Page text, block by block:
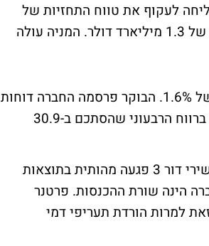
דולר. החברה הצליחה לעקוף את טווח התחזיות של
האנליסטים. הם חזו רווח בממוצע של 38-40 סנט למניה, והכנסות של 1.3 מיליארד דולר. המניה עולה
מניות חברת הסלולר פרטנר נסחרות בשעה זו של המסחר בירידה של 1.6%. הבוקר פרסמה החברה דוחות
מאכזבים לרבעון השלישי של השנה. פרטנר הציגה ירידה של 73% ברווח הרבעוני שהסתכם ב-30.9
האנליסט בני שרביט, מבית ההשקעות מנורה, הסביר כי סבסוד מכשירי דור 3 פגעה מהותית בתוצאות
הינה שורת ההכנסות. פרטנר
וזאת למרות הורדת תעריפי דמי